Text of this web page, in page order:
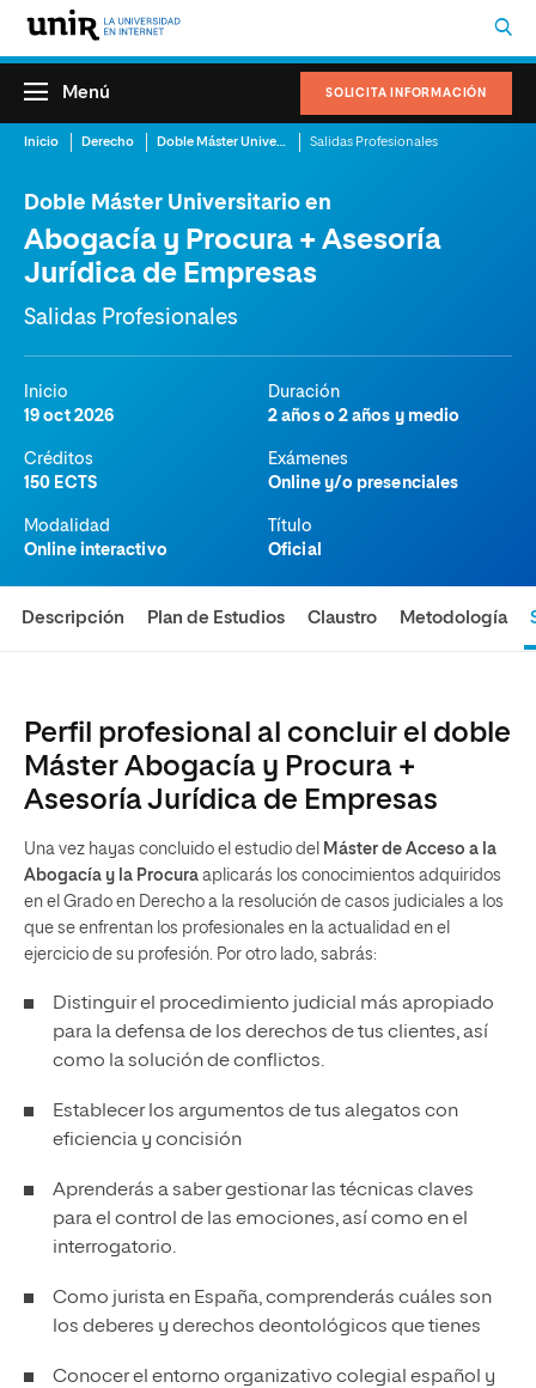
SOLICITA INFORMACIÓN
Menú
Inicio Derecho Doble Máster Universitario en Abogacía y Procura + Asesoría Jurídica de Empresas Salidas Profesionales
Doble Máster Universitario en
Abogacía y Procura + Asesoría
Jurídica de Empresas
Salidas Profesionales
Inicio
19 oct 2026
Duración
2 años o 2 años y medio
Créditos
150 ECTS
Exámenes
Online y/o presenciales
Modalidad
Online interactivo
Título
Oficial
Descripción Plan de Estudios Claustro Metodología
Perfil profesional al concluir el doble
Máster Abogacía y Procura +
Asesoría Jurídica de Empresas
Una vez hayas concluido el estudio del Máster de Acceso a la
Abogacía y la Procura aplicarás los conocimientos adquiridos
en el Grado en Derecho a la resolución de casos judiciales a los
que se enfrentan los profesionales en la actualidad en el
ejercicio de su profesión. Por otro lado, sabrás:
Distinguir el procedimiento judicial más apropiado
para la defensa de los derechos de tus clientes, así
como la solución de conflictos.
Establecer los argumentos de tus alegatos con
eficiencia y concisión
Aprenderás a saber gestionar las técnicas claves
para el control de las emociones, así como en el
interrogatorio.
Como jurista en España, comprenderás cuáles son
los deberes y derechos deontológicos que tienes
Conocer el entorno organizativo colegial español y